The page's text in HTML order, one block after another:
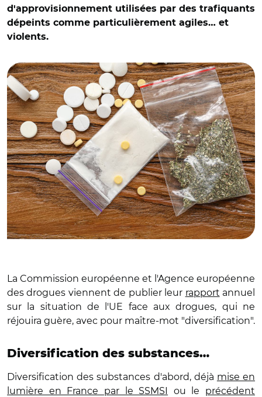
d'approvisionnement utilisées par des trafiquants
dépeints comme particulièrement agiles… et
violents.
La Commission européenne et l'Agence européenne
des drogues viennent de publier leur rapport annuel
sur la situation de l'UE face aux drogues, qui ne
réjouira guère, avec pour maître-mot "diversification".
Diversification des substances…
Diversification des substances d'abord, déjà mise en
lumière en France par le SSMSI
ou le précédent